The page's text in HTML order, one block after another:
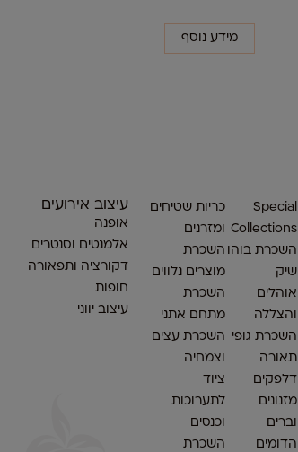
מידע נוסף
Special
Collections
השכרת בוהו
שיק
אוהלים
והצללה
השכרת גופי
תאורה
דלפקים
מזנונים
וברים
הדומים
כריות שטיחים
ומזרנים
השכרת
מוצרים נלווים
השכרת
מתחם אתני
השכרת עצים
וצמחיה
ציוד
לתערוכות
וכנסים
השכרת
עיצוב אירועים
אופנה
אלמנטים וסנטרים
דקורציה ותפאורה
חופות
עיצוב יווני